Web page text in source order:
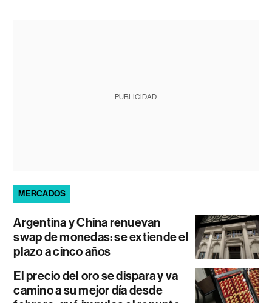
PUBLICIDAD
MERCADOS
Argentina y China renuevan
swap de monedas: se extiende el
plazo a cinco años
El precio del oro se dispara y va
camino a su mejor día desde